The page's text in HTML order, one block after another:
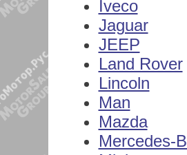
Iveco
Jaguar
JEEP
Land Rover
Lincoln
Man
Mazda
Mercedes-